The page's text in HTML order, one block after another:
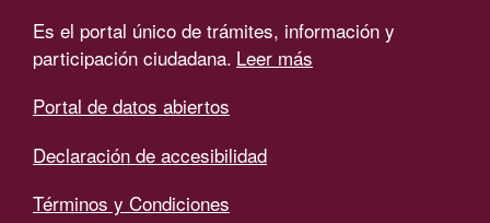
Es el portal único de trámites, información y
participación ciudadana. Leer más
Portal de datos abiertos
Declaración de accesibilidad
Términos y Condiciones